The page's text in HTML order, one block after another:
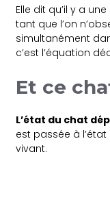
Elle dit qu’il y a une
tant que l’on
simultanément
c’est l’équation
Et ce
L’état du chat
est passée à
vivant.